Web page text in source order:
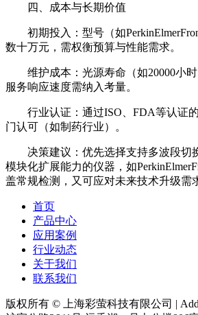
四、成本与长期价值
初期投入：型号（如
数十万元，需权衡预算与性能需求。
维护成本：光源寿命（如20000小时
服务响应速度需纳入考量。
行业认证：通过ISO、FDA等认证的
门认可（如制药行业）。
决策建议：优先选择支持多波段切
模块化扩展能力的仪器，如
盖常规检测，又可应对未来技术升级需
首页
产品中心
应用案例
行业动态
关于我们
联系我们
版权所有 © 上海彩萤科技有限公司 |